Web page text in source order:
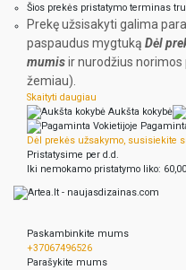
Šios prekės pristatymo terminas
Prekę užsisakyti galima
paspaudus mygtuką Dėl
mumisir nurodžius norimos
žemiau).
Skaityti daugiau
Aukšta kokybė
Dėl prekės užsakymo, susisiekite
Pristatysime per d.d.
Iki nemokamo pristatymo liko:
Paskambinkite mums
+37067496526
Parašykite mums